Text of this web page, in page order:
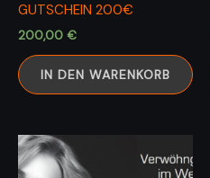
GUTSCHEIN 200€
200,00 €
IN DEN WARENKORB